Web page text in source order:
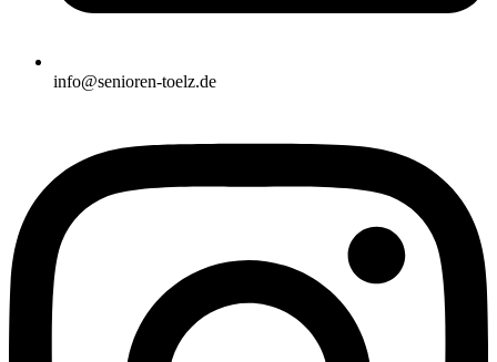
info@senioren-toelz.de